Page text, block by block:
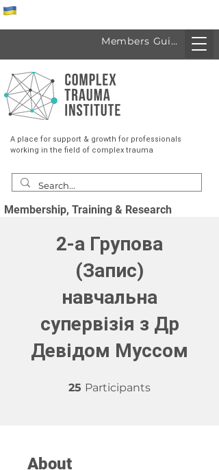
A place for support & growth for professionals
working in the field of complex trauma
Membership, Training & Research
Members Guide
2-а Групова
(Запис)
навчальна
супервізія з Др
Девідом Муссом
25 Participants
About